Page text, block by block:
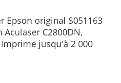
Epson original S051163
C2800DN,
Imprime jusqu'à 2 000